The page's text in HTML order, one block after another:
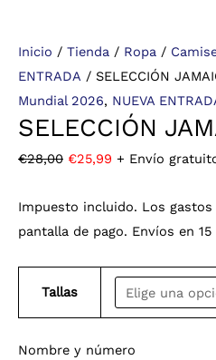
Inicio / Tienda / Ropa /
ENTRADA / SELECCIÓN
Mundial 2026, NUEVA
SELECCIÓN
€28,00 €25,99 + Envío
Impuesto incluido. Los
pantalla de pago. Envíos en
Tallas
Nombre y número